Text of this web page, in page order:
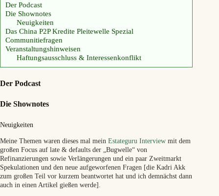
Der Podcast
Die Shownotes
Neuigkeiten
Das China P2P Kredite Pleitewelle Spezial
Communitiefragen
Veranstaltungshinweisen
Haftungsausschluss & Interessenkonflikt
Der Podcast
Die Shownotes
Neuigkeiten
Meine Themen waren dieses mal mein Estateguru Interview mit dem
großen Focus auf late & defaults der „Bugwelle“ von
Refinanzierungen sowie Verlängerungen und ein paar Zweitmarkt
Spekulationen und den neue aufgeworfenen Fragen [die Kadri Akk
zum großen Teil vor kurzem beantwortet hat und ich demnächst dann
auch in einen Artikel gießen werde].